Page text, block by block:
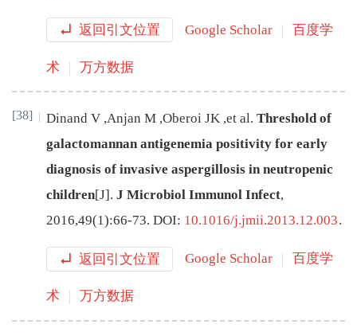
返回引文位置 Google Scholar 百度学
术 万方数据
[38] Dinand V ,Anjan M ,Oberoi JK ,et al. Threshold of
galactomannan antigenemia positivity for early
diagnosis of invasive aspergillosis in neutropenic
children[J] . J Microbiol Immunol Infect,
2016,49(1):66-73. DOI: 10.1016/j.jmii.2013.12.003.
返回引文位置 Google Scholar 百度学
术 万方数据